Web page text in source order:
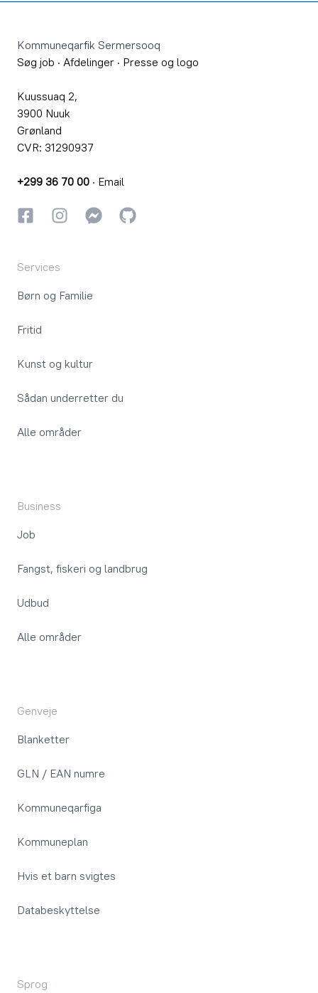
Kommuneqarfik Sermersooq
Søg job · Afdelinger · Presse og logo
Kuussuaq 2,
3900 Nuuk
Grønland
CVR: 31290937
+299 36 70 00 · Email
FacebookInstagramInstagram
GitHub
Services
Børn og Familie
Fritid
Kunst og kultur
Sådan underretter du
Alle områder
Business
Job
Fangst, fiskeri og landbrug
Udbud
Alle områder
Genveje
Blanketter
GLN / EAN numre
Kommuneqarfiga
Kommuneplan
Hvis et barn svigtes
Databeskyttelse
Sprog